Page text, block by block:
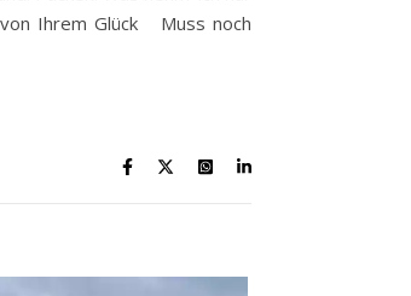
Ihrem Glück Muss noch